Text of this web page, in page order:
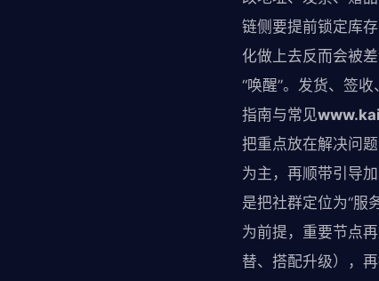
链侧要提前锁定库
化做上去反而会被
“唤醒”。发货、签
指南与常见
把重点放在解决问
为主，再顺带引导
是把社群定位为“服
为前提，重要节点
替、搭配升级），